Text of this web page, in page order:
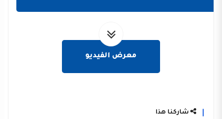
معرض الفيديو
شاركنا هذا